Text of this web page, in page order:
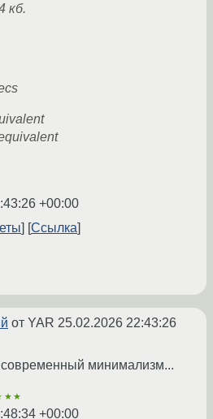
кб.
+00:00
Ссылка
от YAR 25.02.2026 22:43:26
современный минимализм...
+00:00